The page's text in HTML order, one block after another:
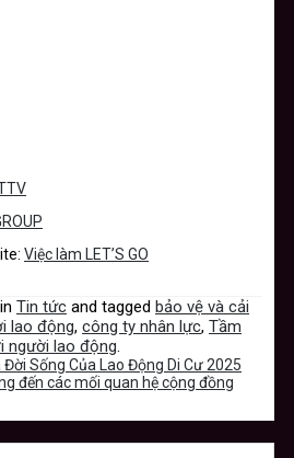
Việc làm LET’S GO
Tin tức and tagged bảo vệ và cải
lao động, công ty nhân lực, Tầm
người lao động.
Đời Sống Của Lao Động Di Cư 2025
đến các mối quan hệ cộng đồng